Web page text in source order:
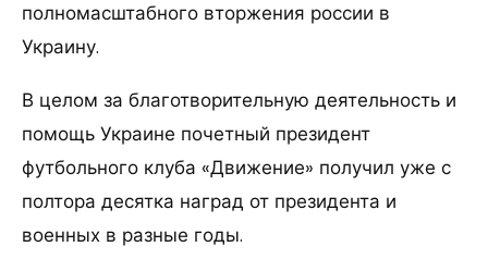
полномасштабного вторжения россии в
Украину.
В целом за благотворительную деятельность и
помощь Украине почетный президент
футбольного клуба «Движение» получил уже с
полтора десятка наград от президента и
военных в разные годы.